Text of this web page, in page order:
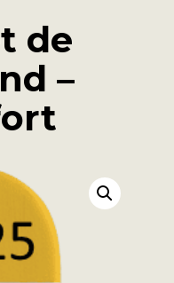
de
–